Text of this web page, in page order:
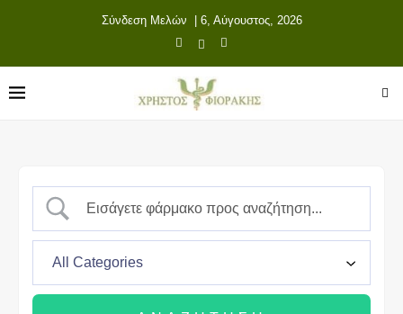
Σύνδεση Μελών | 6, Αύγουστος, 2026